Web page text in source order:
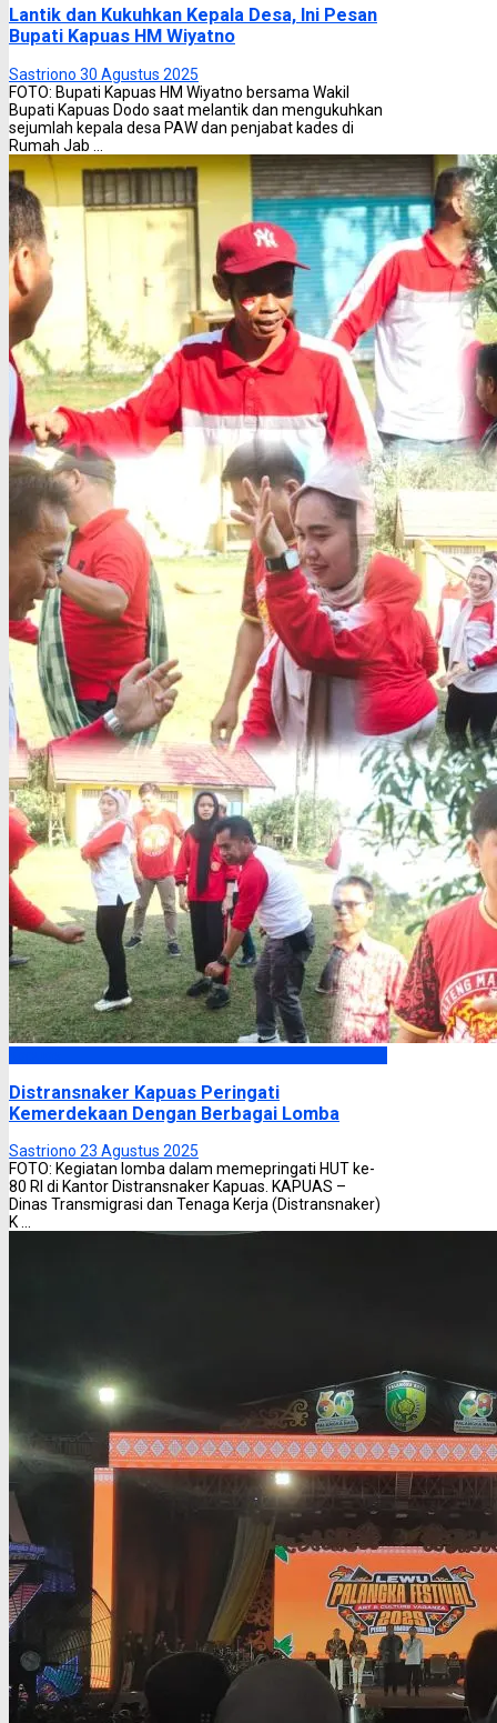
Lantik dan Kukuhkan Kepala Desa, Ini Pesan
Bupati Kapuas HM Wiyatno
Sastriono 30 Agustus 2025
FOTO: Bupati Kapuas HM Wiyatno bersama Wakil
Bupati Kapuas Dodo saat melantik dan mengukuhkan
sejumlah kepala desa PAW dan penjabat kades di
Rumah Jab ...
Distransnaker Kapuas Peringati
Kemerdekaan Dengan Berbagai Lomba
Sastriono 23 Agustus 2025
FOTO: Kegiatan lomba dalam memepringati HUT ke-
80 RI di Kantor Distransnaker Kapuas. KAPUAS –
Dinas Transmigrasi dan Tenaga Kerja (Distransnaker)
K ...